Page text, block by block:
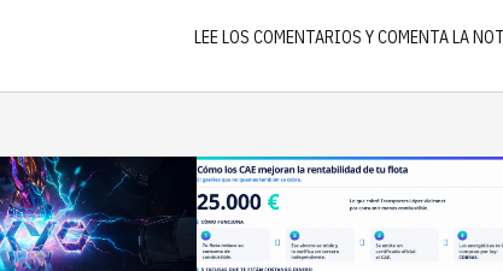
LEE LOS COMENTARIOS Y COMENTA LA